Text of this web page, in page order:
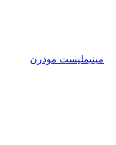
مينيمليست مودرن